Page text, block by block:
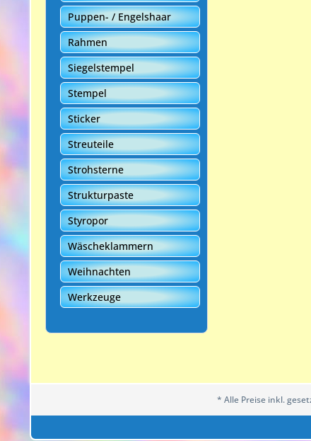
Puppen- / Engelshaar
Rahmen
Siegelstempel
Stempel
Sticker
Streuteile
Strohsterne
Strukturpaste
Styropor
Wäscheklammern
Weihnachten
Werkzeuge
* Alle Preise inkl.